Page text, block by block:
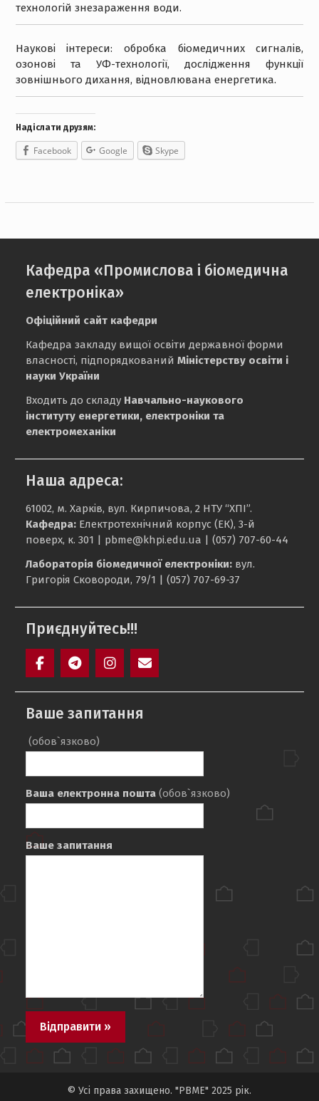
технологій знезараження води.
Наукові інтереси: обробка біомедичних сигналів,
озонові та УФ-технології, дослідження функції
зовнішнього дихання, відновлювана енергетика.
Надіслати друзям:
Facebook Google Skype
Кафедра «Промислова і біомедична
електроніка»
Офіційний сайт кафедри
Кафедра закладу вищої освіти державної форми
власності, підпорядкованийМіністерству освіти і
науки України
Входить до складу Навчально-наукового
інституту енергетики, електроніки та
електромеханіки
Наша адреса:
61002, м. Харків, вул. Кирпичова, 2 НТУ “ХПІ”.
Кафедра: Електротехнічний корпус (ЕК), 3-й
поверх, к. 301 | pbme@khpi.edu.ua | (057) 707-60-44
Лабораторія біомедичної електроніки: вул.
Григорія Сковороди, 79/1 | (057) 707-69-37
Приєднуйтесь!!!
Ваше запитання
(обов`язково)
Ваша електронна пошта (обов`язково)
Ваше запитання
© Усі права захищено. "PBME" 2025 рік.